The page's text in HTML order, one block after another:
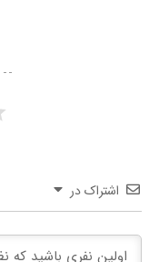
اشتراک در